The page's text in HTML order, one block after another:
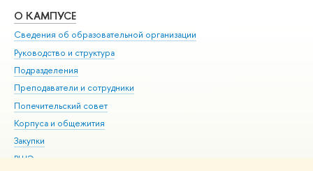
О КАМПУСЕ
Сведения об образовательной организации
Руководство и структура
Подразделения
Преподаватели и сотрудники
Попечительский совет
Корпуса и общежития
Закупки
ВШЭ для студентов с ограниченными возможностями